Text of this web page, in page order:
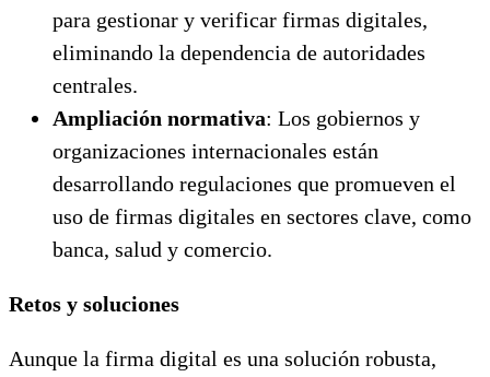
para gestionar y verificar firmas digitales,
eliminando la dependencia de autoridades
centrales.
Ampliación normativa: Los gobiernos y
organizaciones internacionales están
desarrollando regulaciones que promueven el
uso de firmas digitales en sectores clave, como
banca, salud y comercio.
Retos y soluciones
Aunque la firma digital es una solución robusta,